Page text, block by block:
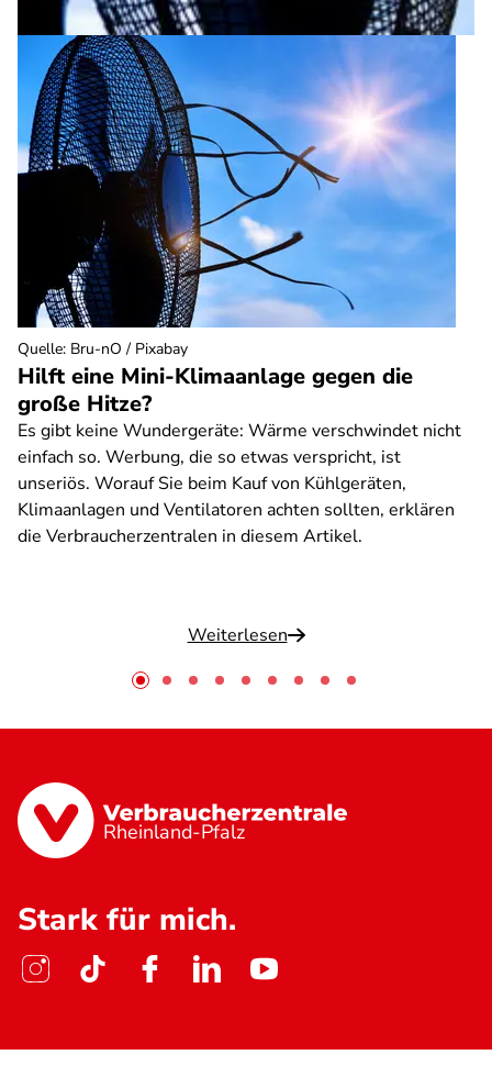
Hilft eine Mini-Klimaanlage gegen die
große Hitze?
Es gibt keine Wundergeräte: Wärme verschwindet nicht
einfach so. Werbung, die so etwas verspricht, ist
unseriös. Worauf Sie beim Kauf von Kühlgeräten,
Klimaanlagen und Ventilatoren achten sollten, erklären
die Verbraucherzentralen in diesem Artikel.
Weiterlesen
Quelle: Bru-nO / Pixabay
Rheinland-Pfalz
Stark für mich.